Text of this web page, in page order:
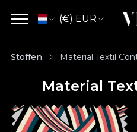
(€) EUR
Stoffen Material Textil
Material